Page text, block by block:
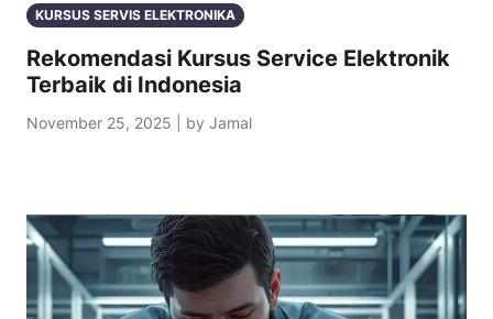
KURSUS SERVIS ELEKTRONIKA
Rekomendasi Kursus Service Elektronik
Terbaik di Indonesia
November 25, 2025 | by Jamal